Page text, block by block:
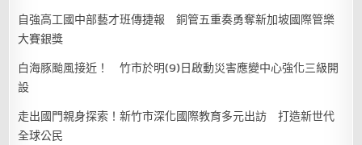
自強高工國中部藝才班傳捷報 銅管五重奏勇奪新加坡國際管樂
大賽銀獎
白海豚颱風接近！ 竹市於明(9)日啟動災害應變中心強化三級開
設
走出國門親身探索！新竹市深化國際教育多元出訪 打造新世代
全球公民